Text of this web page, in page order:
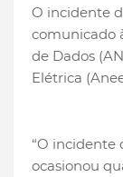
O incidente
comunicado
de Dados
Elétrica
“O incidente
ocasionou